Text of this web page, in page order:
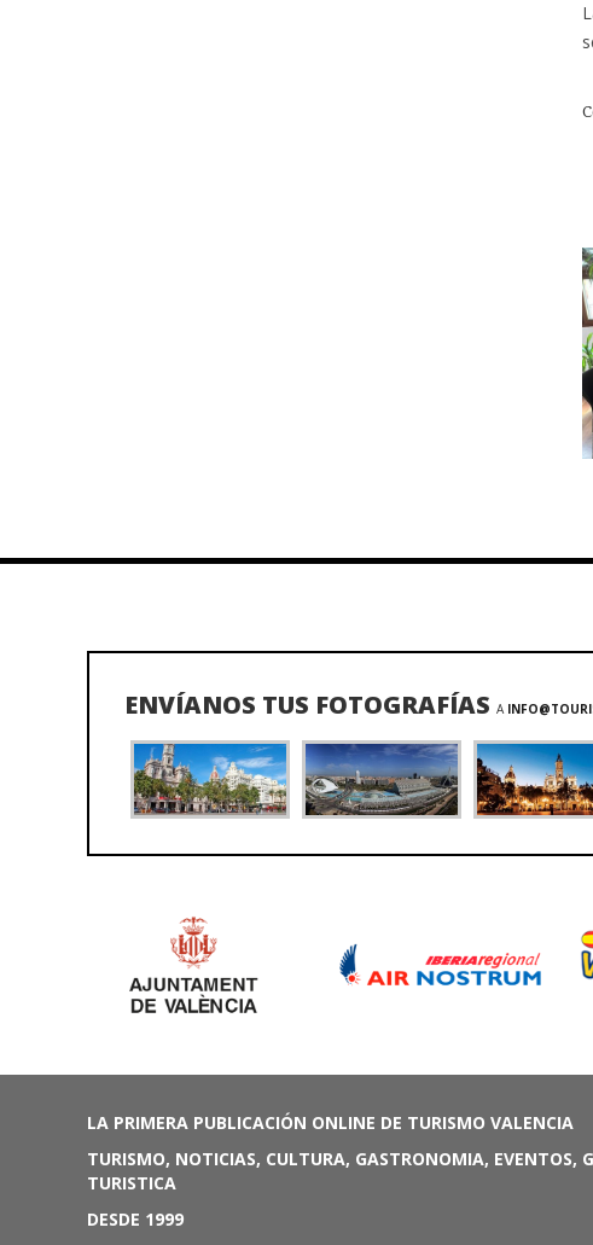
ENVÍANOS TUS FOTOGRAFÍAS A
LA PRIMERA PUBLICACIÓN ONLINE DE TURISMO VALENCIA
TURISMO, NOTICIAS, CULTURA, GASTRONOMIA, EVENTOS,
TURISTICA
DESDE 1999